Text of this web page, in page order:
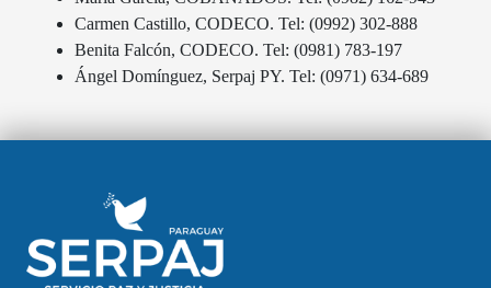
Carmen Castillo, CODECO. Tel: (0992) 302-888
Benita Falcón, CODECO. Tel: (0981) 783-197
Ángel Domínguez, Serpaj PY. Tel: (0971) 634-689